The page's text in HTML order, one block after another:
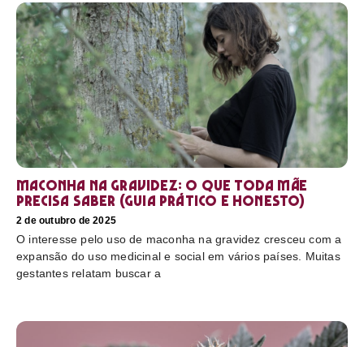
Maconha na gravidez: o que toda mãe
precisa saber (guia prático e honesto)
2 de outubro de 2025
O interesse pelo uso de maconha na gravidez cresceu com a
expansão do uso medicinal e social em vários países. Muitas
gestantes relatam buscar a